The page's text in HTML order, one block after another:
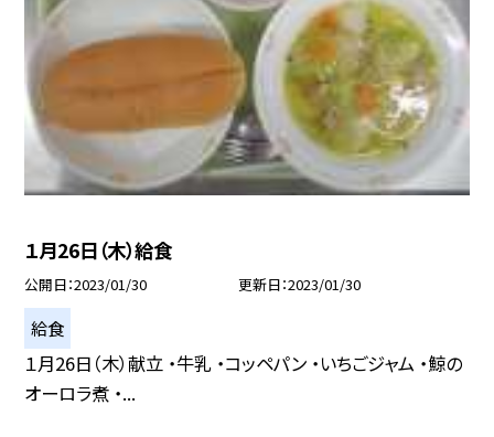
１月26日（木）給食
公開日 2023/01/30 更新日 2023/01/30
給食
１月26日（木）献立 ・牛乳 ・コッペパン ・いちごジャム ・鯨の
オーロラ煮 ・...